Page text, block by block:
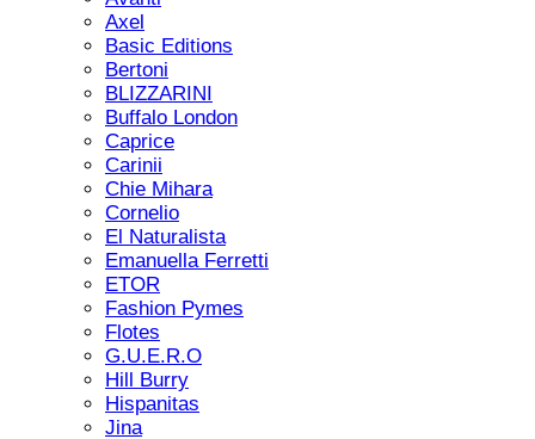
Axel
Basic Editions
Bertoni
BLIZZARINI
Buffalo London
Caprice
Carinii
Chie Mihara
Cornelio
El Naturalista
Emanuella Ferretti
ETOR
Fashion Pymes
Flotes
G.U.E.R.O
Hill Burry
Hispanitas
Jina